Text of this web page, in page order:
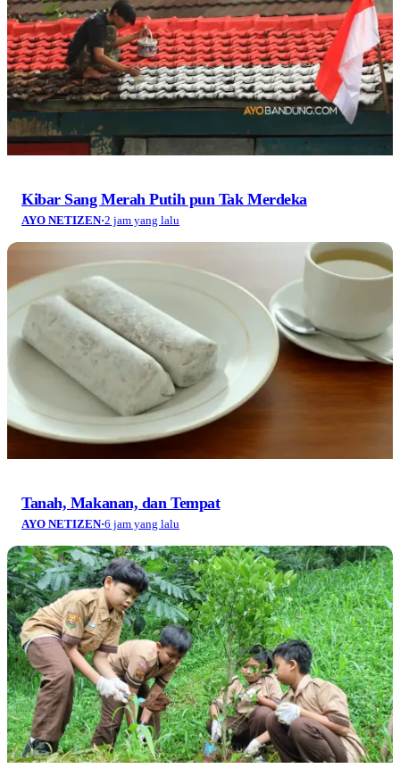
Kibar Sang Merah Putih pun Tak Merdeka
AYO NETIZEN·2 jam yang lalu
Tanah, Makanan, dan Tempat
AYO NETIZEN·6 jam yang lalu